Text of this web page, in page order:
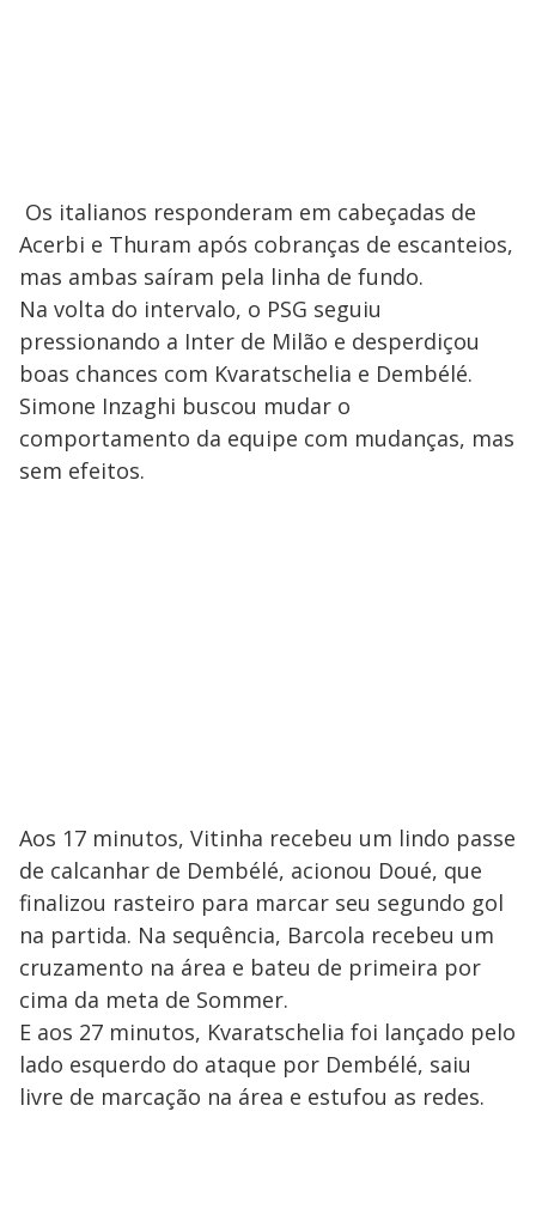
Os italianos responderam em cabeçadas de
Acerbi e Thuram após cobranças de escanteios,
mas ambas saíram pela linha de fundo.
Na volta do intervalo, o PSG seguiu
pressionando a Inter de Milão e desperdiçou
boas chances com Kvaratschelia e Dembélé.
Simone Inzaghi buscou mudar o
comportamento da equipe com mudanças, mas
sem efeitos.
Aos 17 minutos, Vitinha recebeu um lindo passe
de calcanhar de Dembélé, acionou Doué, que
finalizou rasteiro para marcar seu segundo gol
na partida. Na sequência, Barcola recebeu um
cruzamento na área e bateu de primeira por
cima da meta de Sommer.
E aos 27 minutos, Kvaratschelia foi lançado pelo
lado esquerdo do ataque por Dembélé, saiu
livre de marcação na área e estufou as redes.